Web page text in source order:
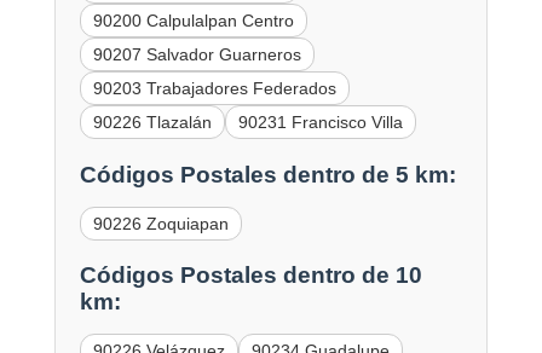
90200 Calpulalpan Centro
90207 Salvador Guarneros
90203 Trabajadores Federados
90226 Tlazalán
90231 Francisco Villa
Códigos Postales dentro de 5 km:
90226 Zoquiapan
Códigos Postales dentro de 10
km: